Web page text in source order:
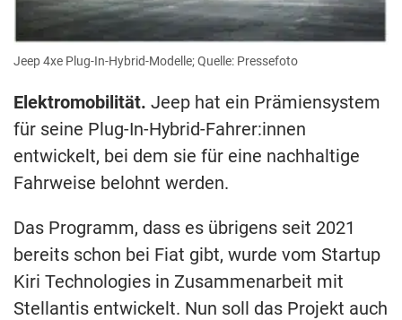
Jeep 4xe Plug-In-Hybrid-Modelle; Quelle: Pressefoto
Elektromobilität. Jeep hat ein Prämiensystem
für seine Plug-In-Hybrid-Fahrer:innen
entwickelt, bei dem sie für eine nachhaltige
Fahrweise belohnt werden.
Das Programm, dass es übrigens seit 2021
bereits schon bei Fiat gibt, wurde vom Startup
Kiri Technologies in Zusammenarbeit mit
Stellantis entwickelt. Nun soll das Projekt auch